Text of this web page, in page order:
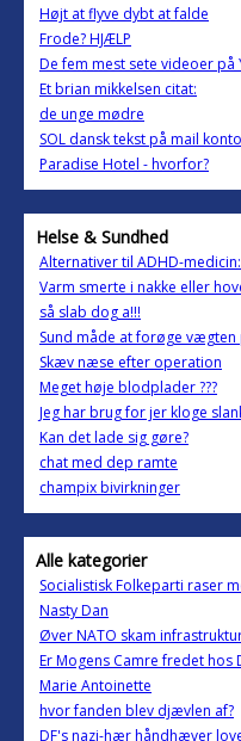
Højt at flyve dybt at falde
Frode? HJÆLP
De fem mest sete videoer på
Et brian mikkelsen citat:
de unge mødre
SOL dansk tekst på mail
Paradise Hotel - hvorfor?
Helse & Sundhed
Alternativer til ADHD-
Varm smerte i nakke eller
så slab dog a!!!
Sund måde at forøge vægten
Skæv næse efter operation
Meget høje blodplader ???
Jeg har brug for jer kloge
Kan det lade sig gøre?
chat med dep ramte
champix bivirkninger
Alle kategorier
Socialistisk Folkeparti raser
Nasty Dan
Øver NATO skam
Er Mogens Camre fredet hos
Marie Antoinette
hvor fanden blev djævlen af?
DF's nazi-hær håndhæver